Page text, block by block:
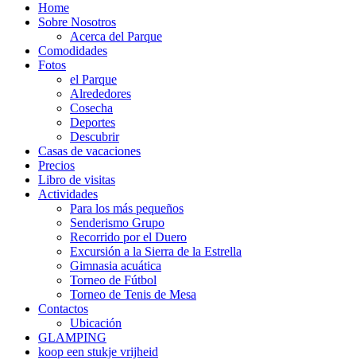
Home
Sobre Nosotros
Acerca del Parque
Comodidades
Fotos
el Parque
Alrededores
Cosecha
Deportes
Descubrir
Casas de vacaciones
Precios
Libro de visitas
Actividades
Para los más pequeños
Senderismo Grupo
Recorrido por el Duero
Excursión a la Sierra de la Estrella
Gimnasia acuática
Torneo de Fútbol
Torneo de Tenis de Mesa
Contactos
Ubicación
GLAMPING
koop een stukje vrijheid